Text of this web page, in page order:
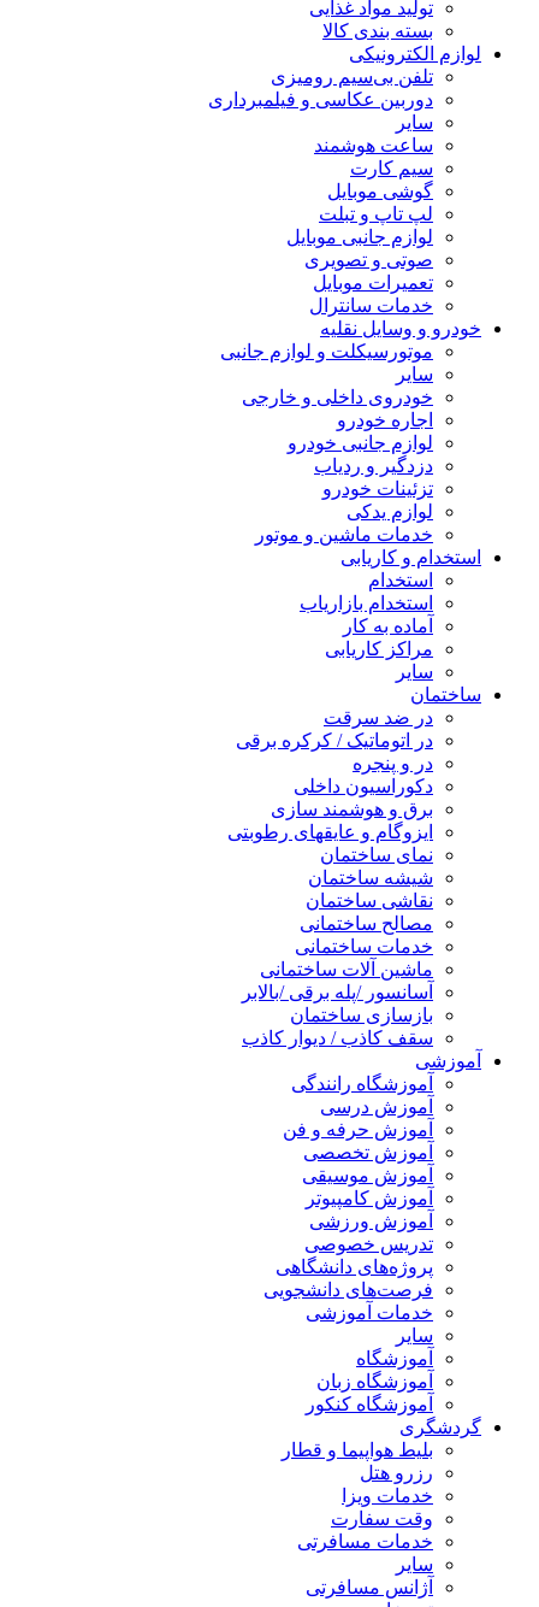
تولید مواد غذایی
بسته بندی کالا
لوازم الکترونیکی
تلفن بی‌سیم رومیزی
دوربین عکاسی و فیلمبرداری
سایر
ساعت هوشمند
سیم کارت
گوشی موبایل
لپ تاپ و تبلت
لوازم جانبی موبایل
صوتی و تصویری
تعمیرات موبایل
خدمات سانترال
خودرو و وسایل نقلیه
موتورسیکلت و لوازم جانبی
سایر
خودروی داخلی و خارجی
اجاره خودرو
لوازم جانبی خودرو
دزدگیر و ردیاب
تزئینات خودرو
لوازم یدکی
خدمات ماشین و موتور
استخدام و کاریابی
استخدام
استخدام بازاریاب
آماده به کار
مراکز کاریابی
سایر
ساختمان
در ضد سرقت
در اتوماتیک / کرکره برقی
در و پنجره
دکوراسیون داخلی
برق و هوشمند سازی
ایزوگام و عایقهای رطوبتی
نمای ساختمان
شیشه ساختمان
نقاشی ساختمان
مصالح ساختمانی
خدمات ساختمانی
ماشین آلات ساختمانی
آسانسور /پله برقی /بالابر
بازسازی ساختمان
سقف کاذب / دیوار کاذب
آموزشی
آموزشگاه رانندگی
آموزش درسی
آموزش حرفه و فن
آموزش تخصصی
آموزش موسیقی
آموزش کامپیوتر
آموزش ورزشی
تدریس خصوصی
پروژه‌های دانشگاهی
فرصت‌های دانشجویی
خدمات آموزشی
سایر
آموزشگاه
آموزشگاه زبان
آموزشگاه کنکور
گردشگری
بلیط هواپیما و قطار
رزرو هتل
خدمات ویزا
وقت سفارت
خدمات مسافرتی
سایر
آژانس مسافرتی